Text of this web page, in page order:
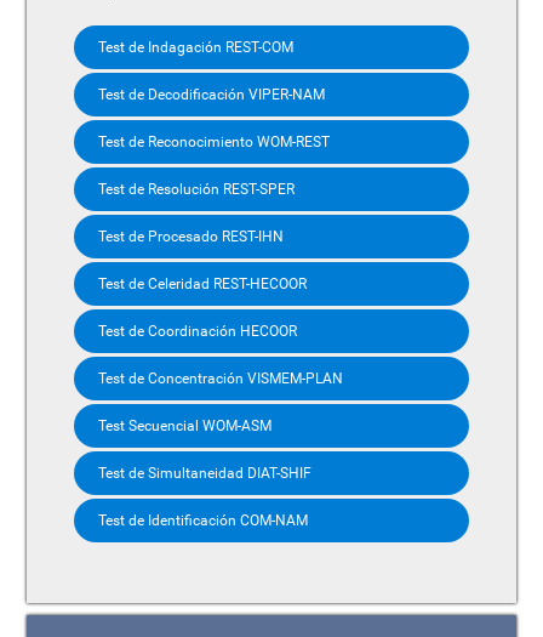
Test de Indagación REST-COM
Test de Decodificación VIPER-NAM
Test de Reconocimiento WOM-REST
Test de Resolución REST-SPER
Test de Procesado REST-IHN
Test de Celeridad REST-HECOOR
Test de Coordinación HECOOR
Test de Concentración VISMEM-PLAN
Test Secuencial WOM-ASM
Test de Simultaneidad DIAT-SHIF
Test de Identificación COM-NAM